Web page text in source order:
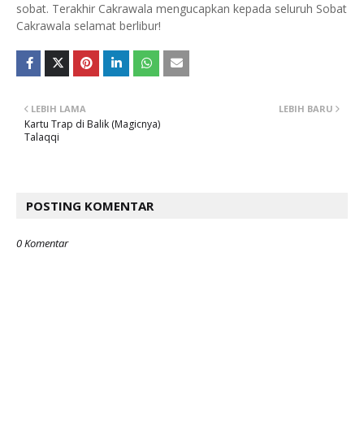
sobat. Terakhir Cakrawala mengucapkan kepada seluruh Sobat
Cakrawala selamat berlibur!
LEBIH BARU
LEBIH LAMA
Kartu Trap di Balik (Magicnya)
Talaqqi
POSTING KOMENTAR
0 Komentar